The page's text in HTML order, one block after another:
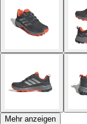
Mehr anzeigen